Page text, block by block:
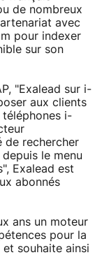
de nombreux
avec
pour indexer
sur son
"Exalead sur i-
aux clients
téléphones i-
de rechercher
le menu
Exalead est
abonnés
ans un moteur
pour la
souhaite ainsi